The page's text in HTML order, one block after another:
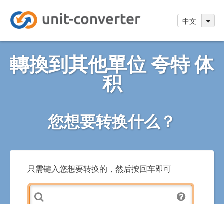
中文
轉換到其他單位 夸特 体
积
您想要转换什么？
只需键入您想要转换的，然后按回车即可